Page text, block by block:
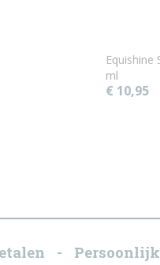
Equishine
ml
€ 10,95
-